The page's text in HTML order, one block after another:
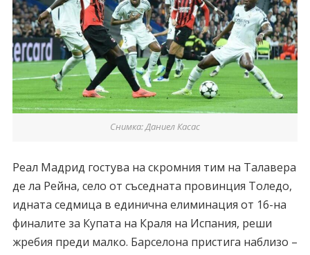
Снимка: Даниел Касас
Реал Мадрид гостува на скромния тим на Талавера
де ла Рейна, село от съседната провинция Толедо,
идната седмица в единична елиминация от 16-на
финалите за Купата на Краля на Испания, реши
жребия преди малко. Барселона пристига наблизо –